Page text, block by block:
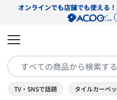
オンラインでも店舗でも使える！
TV・SNSで話題 タイルカーペ